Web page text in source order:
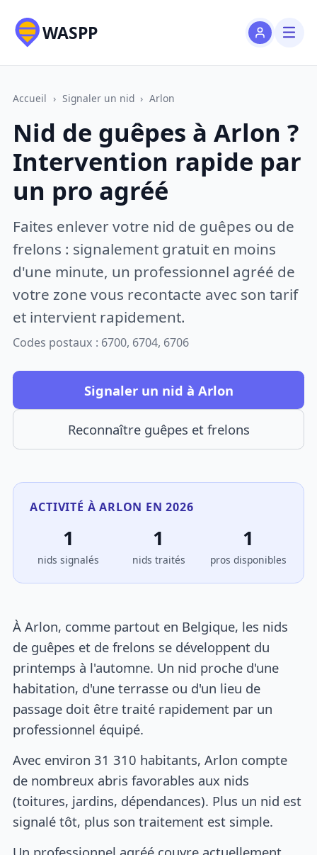
WASPP
Accueil › Signaler un nid › Arlon
Nid de guêpes à Arlon ?
Intervention rapide par
un pro agréé
Faites enlever votre nid de guêpes ou de
frelons : signalement gratuit en moins
d'une minute, un professionnel agréé de
votre zone vous recontacte avec son tarif
et intervient rapidement.
Codes postaux : 6700, 6704, 6706
Signaler un nid à Arlon
Reconnaître guêpes et frelons
ACTIVITÉ À ARLON EN 2026
1
nids signalés
1
nids traités
1
pros disponibles
À Arlon, comme partout en Belgique, les nids
de guêpes et de frelons se développent du
printemps à l'automne. Un nid proche d'une
habitation, d'une terrasse ou d'un lieu de
passage doit être traité rapidement par un
professionnel équipé.
Avec environ 31 310 habitants, Arlon compte
de nombreux abris favorables aux nids
(toitures, jardins, dépendances). Plus un nid est
signalé tôt, plus son traitement est simple.